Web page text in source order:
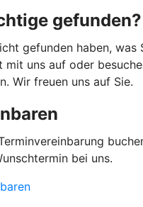
gefunden?
gefunden haben, was
mit uns auf oder
Wir freuen uns auf Sie.
bei uns.